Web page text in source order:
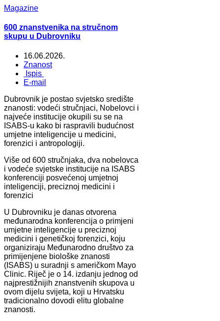
Magazine
600 znanstvenika na stručnom
skupu u Dubrovniku
16.06.2026.
Znanost
Ispis
E-mail
Dubrovnik je postao svjetsko središte
znanosti: vodeći stručnjaci, Nobelovci i
najveće institucije okupili su se na
ISABS‑u kako bi raspravili budućnost
umjetne inteligencije u medicini,
forenzici i antropologiji.
Više od 600 stručnjaka, dva nobelovca
i vodeće svjetske institucije na ISABS
konferenciji posvećenoj umjetnoj
inteligenciji, preciznoj medicini i
forenzici
U Dubrovniku je danas otvorena
međunarodna konferencija o primjeni
umjetne inteligencije u preciznoj
medicini i genetičkoj forenzici, koju
organiziraju Međunarodno društvo za
primijenjene biološke znanosti
(ISABS) u suradnji s američkom Mayo
Clinic. Riječ je o 14. izdanju jednog od
najprestižnijih znanstvenih skupova u
ovom dijelu svijeta, koji u Hrvatsku
tradicionalno dovodi elitu globalne
znanosti.